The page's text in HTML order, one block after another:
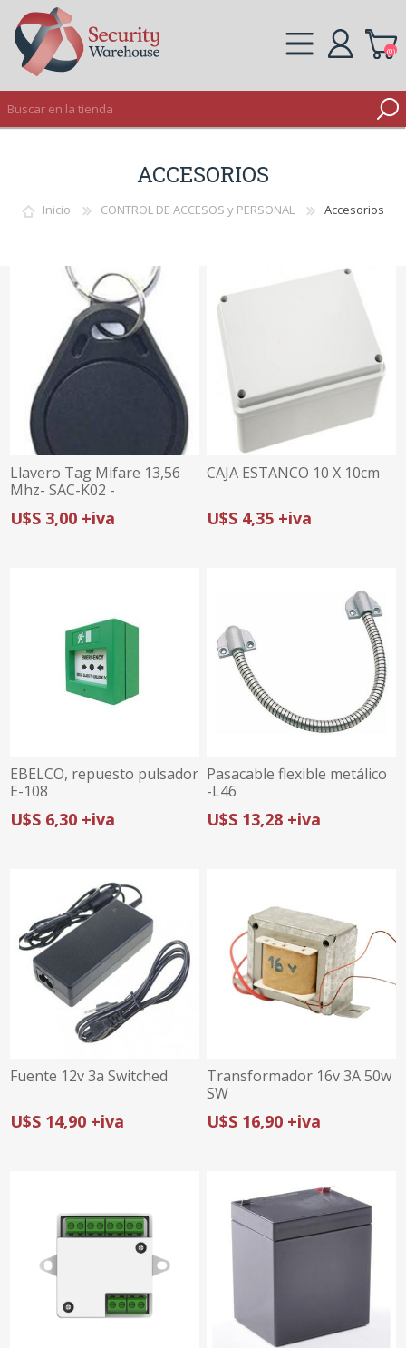
(0)
ACCESORIOS
Inicio CONTROL DE ACCESOS y PERSONAL Accesorios
Llavero Tag Mifare 13,56
Mhz- SAC-K02 -
U$S 3,00 +iva
CAJA ESTANCO 10 X 10cm
U$S 4,35 +iva
EBELCO, repuesto pulsador
E-108
U$S 6,30 +iva
Pasacable flexible metálico
-L46
U$S 13,28 +iva
Fuente 12v 3a Switched
U$S 14,90 +iva
Transformador 16v 3A 50w
SW
U$S 16,90 +iva